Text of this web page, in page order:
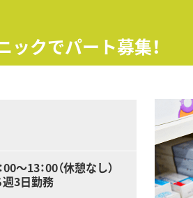
クでパート募集！
～13：00（休憩なし）
3日勤務